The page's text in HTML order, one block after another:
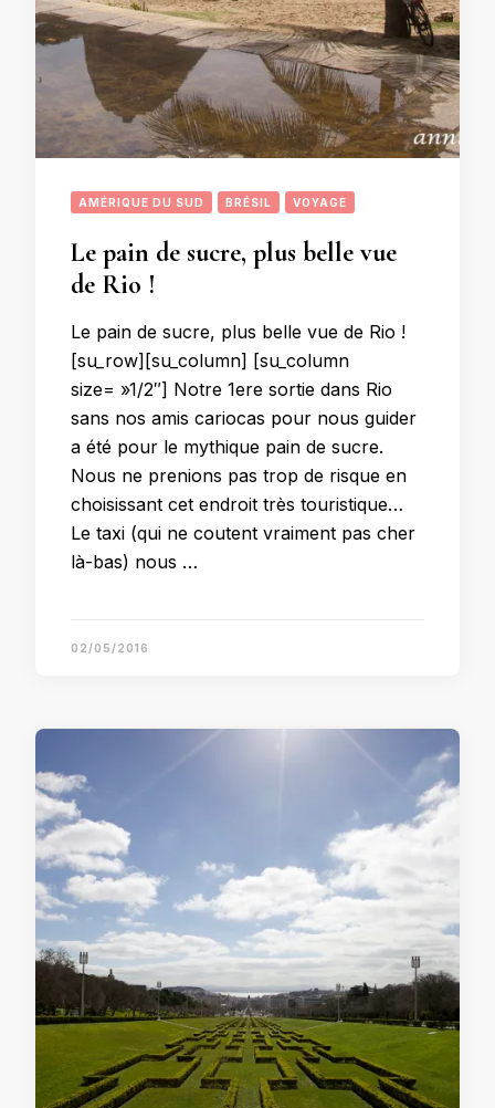
AMÉRIQUE DU SUD BRÉSIL VOYAGE
Le pain de sucre, plus belle vue
de Rio !
Le pain de sucre, plus belle vue de Rio !
[su_row][su_column] [su_column
size= »1/2″] Notre 1ere sortie dans Rio
sans nos amis cariocas pour nous guider
a été pour le mythique pain de sucre.
Nous ne prenions pas trop de risque en
choisissant cet endroit très touristique…
Le taxi (qui ne coutent vraiment pas cher
là-bas) nous …
02/05/2016